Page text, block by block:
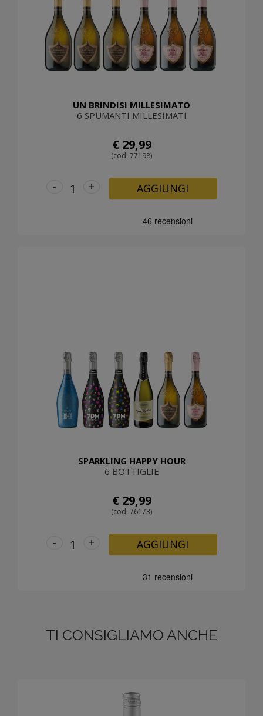
UN BRINDISI MILLESIMATO
6 SPUMANTI MILLESIMATI
€ 29,99
(cod. 77198)
+
- AGGIUNGI
SPARKLING HAPPY HOUR
6 BOTTIGLIE
€ 29,99
(cod. 76173)
+
- AGGIUNGI
TI CONSIGLIAMO ANCHE